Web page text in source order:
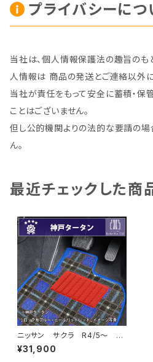
プライバシーにつ
当社は、個人情報保護法の趣旨のも
人情報は 商品の発送とご連絡以外
当社が責任をもって安全に蓄積・保
ことはございません。
但し公的機関よりの法的な要請の場
ん。
最近チェックした商
ニッサン サクラ R4/5〜 B
6AW フロアマット一式 カー
マット 神戸タータン 特別受
¥31,900